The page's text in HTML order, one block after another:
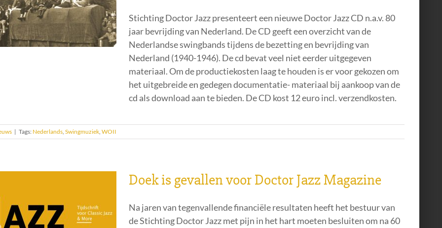
Stichting Doctor Jazz presenteert een nieuwe Doctor Jazz CD n.a.v. 80
jaar bevrijding van Nederland. De CD geeft een overzicht van de
Nederlandse swingbands tijdens de bezetting en bevrijding van
Nederland (1940-1946). De cd bevat veel niet eerder uitgegeven
materiaal. Om de productiekosten laag te houden is er voor gekozen om
het uitgebreide en gedegen documentatie- materiaal bij aankoop van de
cd als download aan te bieden. De CD kost 12 euro incl. verzendkosten.
| Tags: Nederlands, Swingmuziek, WOII
Doek is gevallen voor Doctor Jazz Magazine
Na jaren van tegenvallende financiële resultaten heeft het bestuur van
de Stichting Doctor Jazz met pijn in het hart moeten besluiten om na 60